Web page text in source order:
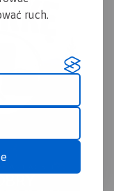
ruch.